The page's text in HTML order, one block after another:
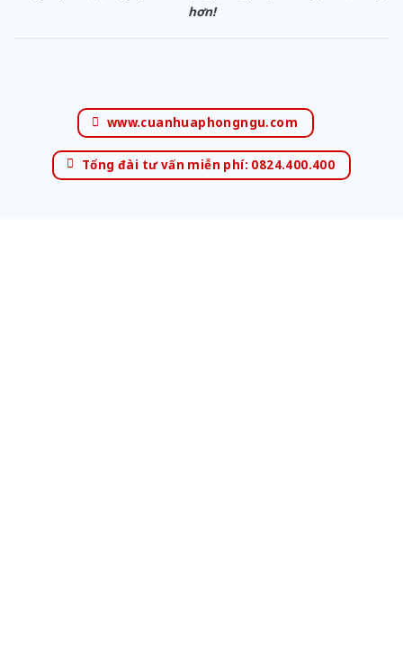
hơn!
www.cuanhuaphongngu.com
Tổng đài tư vấn miễn phí: 0824.400.400